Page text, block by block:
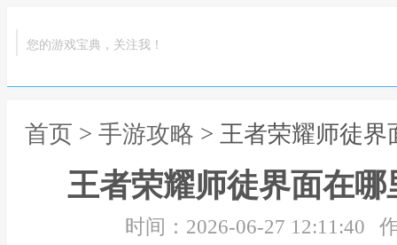
您的游戏宝典，关注我！
首页 > 手游攻略 > 王者荣耀师徒
王者荣耀师徒界面在
时间：2026-06-27 12:11:40